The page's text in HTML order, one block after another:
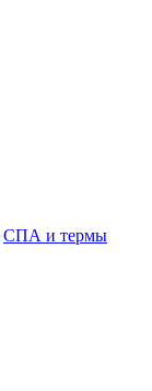
СПА и термы